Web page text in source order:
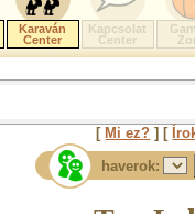
Karaván
Center
Kapcsolat
Center
[ Mi ez? ] [
haverok: